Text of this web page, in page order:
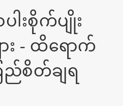
ပါးစိုက်ပျိုး
ား - ထိရောက်
စိတ်ချရ